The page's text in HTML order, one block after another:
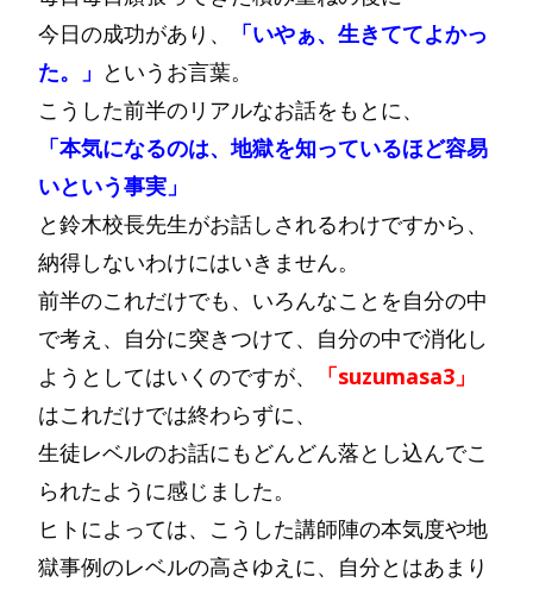
今日の成功があり、
「いやぁ、生きててよかっ
た。」 というお言葉。
こうした前半のリアルなお話をもとに、
「本気になるのは、地獄を知っているほど容易
いという事実」
と鈴木校長先生がお話しされるわけですから、
納得しないわけにはいきません。
前半のこれだけでも、いろんなことを自分の中
で考え、自分に突きつけて、自分の中で消化し
ようとしてはいくのですが、
「suzumasa3」
はこれだけでは終わらずに、
生徒レベルのお話にもどんどん落とし込んでこ
られたように感じました。
ヒトによっては、こうした講師陣の本気度や地
獄事例のレベルの高さゆえに、自分とはあまり